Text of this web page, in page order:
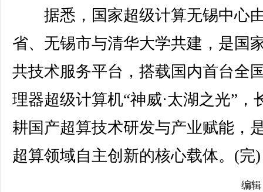
据悉，国家超级计算无锡中心
省、无锡市与清华大学共建，是国
共技术服务平台，搭载国内首台全
理器超级计算机“神威·太湖之光”，
耕国产超算技术研发与产业赋能，
超算领域自主创新的核心载体。(完)
编